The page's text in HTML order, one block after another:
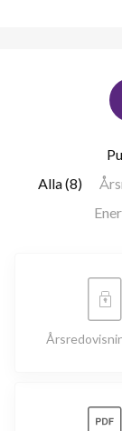
Alla (8)